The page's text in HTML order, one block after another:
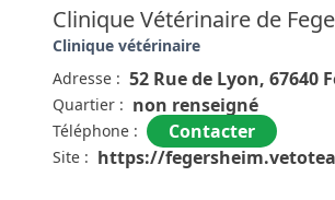
Clinique Vétérinaire de
Clinique vétérinaire
Adresse : 52 Rue de Lyon, 67640
Quartier : non renseigné
Téléphone : Contacter
Site : https://